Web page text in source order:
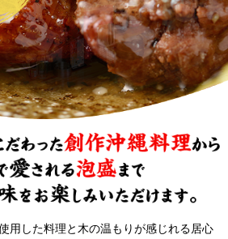
用した料理と木の温もりが感じれる居心